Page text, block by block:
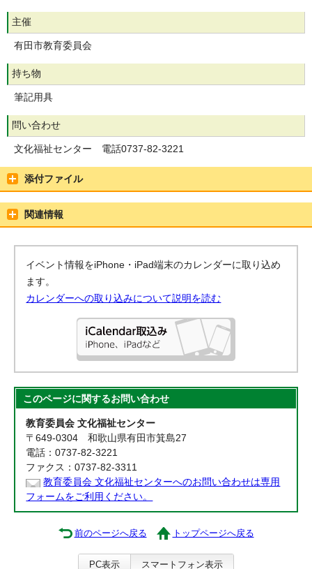
主催
有田市教育委員会
持ち物
筆記用具
問い合わせ
文化福祉センター 電話0737-82-3221
添付ファイル
関連情報
イベント情報をiPhone・iPad端末のカレンダーに取り込め
ます。
カレンダーへの取り込みについて説明を読む
このページに関するお問い合わせ
教育委員会 文化福祉センター
〒649-0304 和歌山県有田市箕島27
電話：0737-82-3221
ファクス：0737-82-3311
教育委員会 文化福祉センターへのお問い合わせは専用
フォームをご利用ください。
前のページへ戻る トップページへ戻る
PC表示 スマートフォン表示